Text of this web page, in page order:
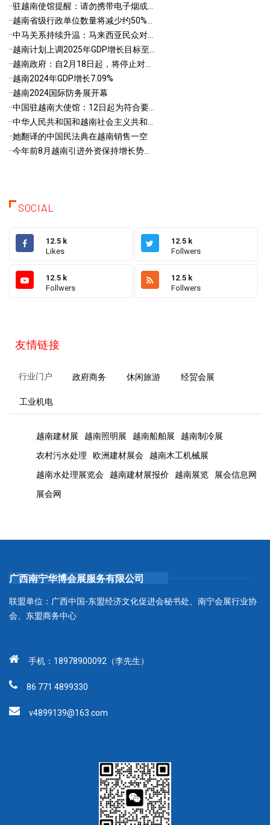
··驻越南使馆提醒：请勿携带电子烟或...
··越南省级行政单位数量将减少约50%...
··中马关系持续升温：马来西亚民众对...
··越南计划上调2025年GDP增长目标至...
··越南政府：自2月18日起，将停止对...
··越南2024年GDP增长7.09%
··越南2024国际防务展开幕
··中国驻越南大使馆：12日起为符合要...
··中华人民共和国和越南社会主义共和...
··她翻译的中国民法典在越南销售一空
··今年前8月越南引进外资保持增长势...
SOCIAL
12.5 k
Likes
12.5 k
Follwers
12.5 k
Follwers
12.5 k
Follwers
友情链接
行业门户 政府商务 休闲旅游 经贸会展
工业机电
越南建材展 越南照明展 越南船舶展
越南制冷展
农村污水处理
欧洲建材展会
越南木工机械展
越南水处理展览会
越南建材展报价 越南展览
展会信息网
展会网
广西南宁华博会展服务有限公司
联盟单位：广西中国-东盟经济文化促进会秘书处、南宁会展行业协
会、东盟商务中心
手机：18978900092（李先生）
86 771 4899330
v4899139@163.com